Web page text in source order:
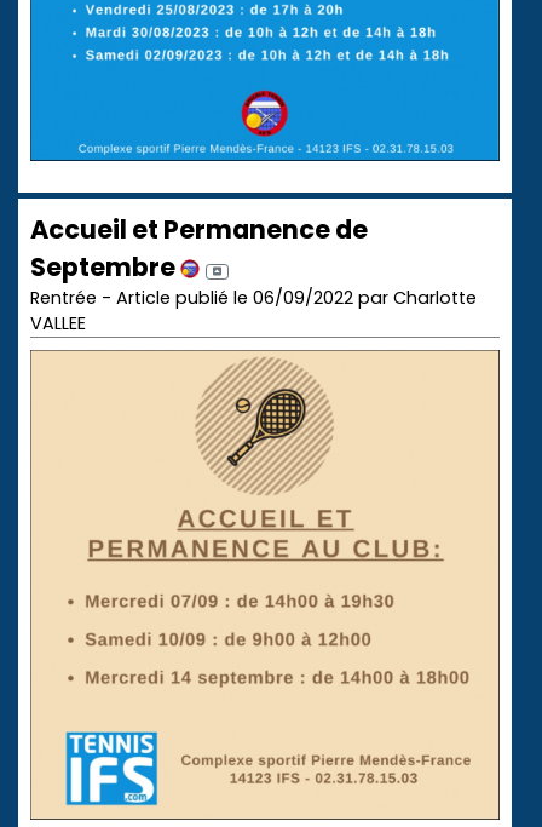
Accueil et Permanence de
Septembre
Rentrée - Article publié le 06/09/2022 par Charlotte
VALLEE